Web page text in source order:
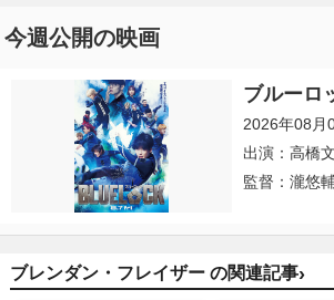
今週公開の映画
ブルーロ
2026年08月
出演：高橋
監督：瀧悠
ブレンダン・フレイザー の関連記事›